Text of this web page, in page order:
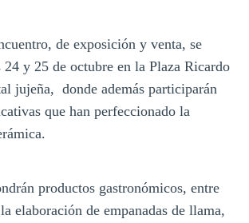
de exposición y venta, se
24 y 25 de octubre en la Plaza Ricardo
jujeña, donde además participarán
que han perfeccionado la
productos gastronómicos, entre
elaboración de empanadas de llama,